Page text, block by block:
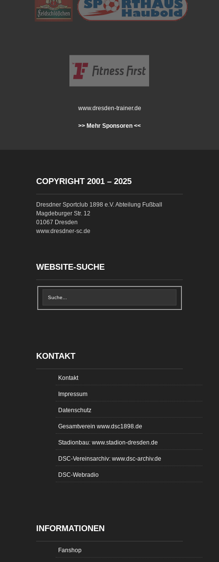
www.dresden-trainer.de
>> Mehr Sponsoren <<
COPYRIGHT 2001 – 2025
Dresdner Sportclub 1898 e.V. Abteilung Fußball
Magdeburger Str. 12
01067 Dresden
www.dresdner-sc.de
WEBSITE-SUCHE
KONTAKT
Kontakt
Impressum
Datenschutz
Gesamtverein www.dsc1898.de
Stadionbau: www.stadion-dresden.de
DSC-Vereinsarchiv: www.dsc-archiv.de
DSC-Webradio
INFORMATIONEN
Fanshop